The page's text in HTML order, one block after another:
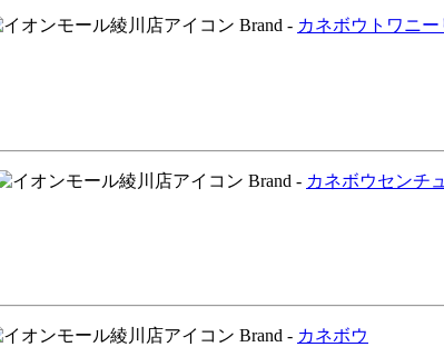
Brand - カネボウ トワニー
Brand - カネボウセンチ
Brand - カネボウ